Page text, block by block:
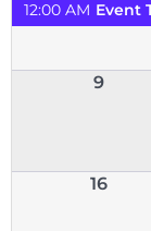
12:00 AM Event
9
16